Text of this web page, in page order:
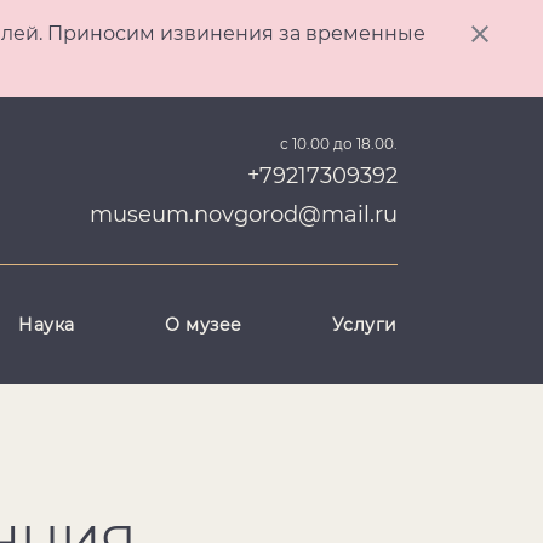
Приносим извинения за временные
с 10.00 до 18.00.
+79217309392
museum.novgorod@mail.ru
Наука О музее Услуги